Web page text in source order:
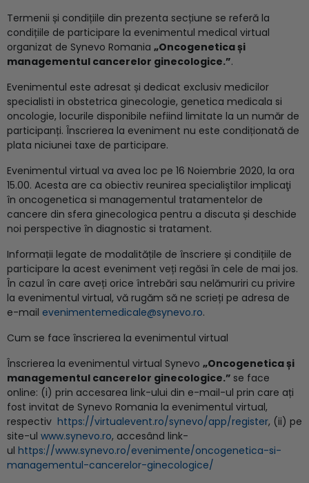
Termenii și condițiile din prezenta secțiune se referă la
condițiile de participare la evenimentul medical virtual
organizat de Synevo Romania „Oncogenetica și
managementul cancerelor ginecologice.”.
Evenimentul este adresat și dedicat exclusiv medicilor
specialisti in obstetrica ginecologie, genetica medicala si
oncologie, locurile disponibile nefiind limitate la un număr de
participanți. Înscrierea la eveniment nu este condiționată de
plata niciunei taxe de participare.
Evenimentul virtual va avea loc pe 16 Noiembrie 2020, la ora
15.00. Acesta are ca obiectiv reunirea specialiştilor implicaţi
în oncogenetica si managementul tratamentelor de
cancere din sfera ginecologica pentru a discuta și deschide
noi perspective în diagnostic si tratament.
Informații legate de modalitățile de înscriere și condițiile de
participare la acest eveniment veți regăsi în cele de mai jos.
În cazul în care aveți orice întrebări sau nelămuriri cu privire
la evenimentul virtual, vă rugăm să ne scrieți pe adresa de
e-mail evenimentemedicale@synevo.ro.
Cum se face înscrierea la evenimentul virtual
Înscrierea la evenimentul virtual Synevo „Oncogenetica și
managementul cancerelor ginecologice.” se face
online: (i) prin accesarea link-ului din e-mail-ul prin care ați
fost invitat de Synevo Romania la evenimentul virtual,
respectiv https://virtualevent.ro/synevo/app/register, (ii) pe
site-ul www.synevo.ro, accesând link-
ul https://www.synevo.ro/evenimente/oncogenetica-si-
managementul-cancerelor-ginecologice/